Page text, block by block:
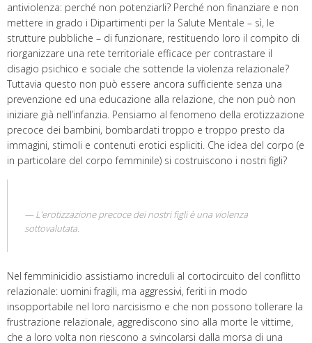
antiviolenza: perché non potenziarli? Perché non finanziare e non
mettere in grado i Dipartimenti per la Salute Mentale – sì, le
strutture pubbliche – di funzionare, restituendo loro il compito di
riorganizzare una rete territoriale efficace per contrastare il
disagio psichico e sociale che sottende la violenza relazionale?
Tuttavia questo non può essere ancora sufficiente senza una
prevenzione ed una educazione alla relazione, che non può non
iniziare già nell’infanzia. Pensiamo al fenomeno della erotizzazione
precoce dei bambini, bombardati troppo e troppo presto da
immagini, stimoli e contenuti erotici espliciti. Che idea del corpo (e
in particolare del corpo femminile) si costruiscono i nostri figli?
L’erotizzazione precoce dei nostri figli è una violenza
sottovalutata.
Nel femminicidio assistiamo increduli al cortocircuito del conflitto
relazionale: uomini fragili, ma aggressivi, feriti in modo
insopportabile nel loro narcisismo e che non possono tollerare la
frustrazione relazionale, aggrediscono sino alla morte le vittime,
che a loro volta non riescono a svincolarsi dalla morsa di una